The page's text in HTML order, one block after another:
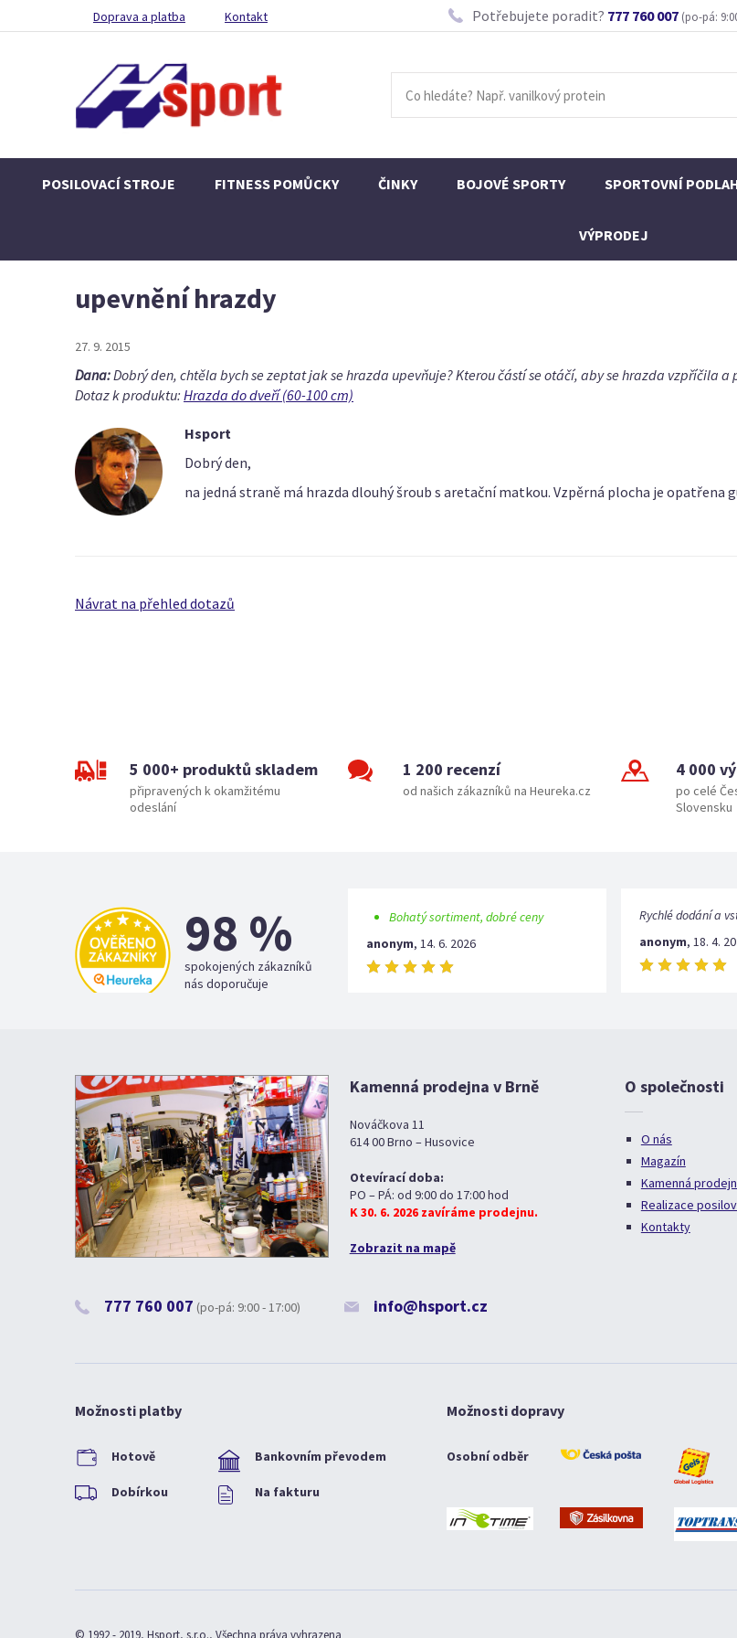
Doprava a platba Kontakt Potřebujete poradit? 777 760 007 (po-pá:
POSILOVACÍ STROJE FITNESS POMŮCKY ČINKY BOJOVÉ SPORTY SPORTOVNÍ
VÝPRODEJ
upevnění hrazdy
27. 9. 2015
Dana:Dobrý den, chtěla bych se zeptat jak se hrazda upevňuje? Kterou částí se otáčí, aby se hrazda vzpříčila
Dotaz k produktu: Hrazda do dveří (60-100 cm)
Hsport
Dobrý den,
na jedná straně má hrazda dlouhý šroub s aretační matkou. Vzpěrná plocha je opatřena
Návrat na přehled dotazů
5 000+ produktů skladem
připravených k okamžitému
odeslání
1 200 recenzí
od našich zákazníků na Heureka.cz
4 000
po celé
Slovensku
98 %
spokojených zákazníků
nás doporučuje
Bohatý sortiment, dobré ceny
anonym, 14. 6. 2026
Rychlé dodání a
anonym, 18. 4.
Kamenná prodejna v Brně
Nováčkova 11
614 00 Brno – Husovice
Otevírací doba:
PO – PÁ: od 9:00 do 17:00 hod
K 30. 6. 2026 zavíráme prodejnu.
Zobrazit na mapě
777 760 007 (po-pá: 9:00 - 17:00) info@hsport.cz
O společnosti
O nás
Magazín
Kamenná
Realizace
Kontakty
Možnosti platby
Hotově Bankovním převodem
Dobírkou Na fakturu
Možnosti dopravy
Osobní odběr
© 1992 - 2019, Hsport, s.r.o., Všechna práva vyhrazena